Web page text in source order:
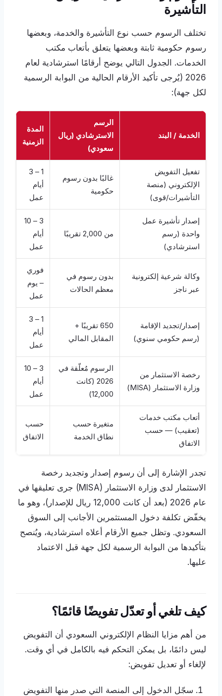
التأشيرة
تختلف الرسوم حسب نوع التأشيرة والخدمة، وبعضها
رسوم حكومية ثابتة وبعضها يتعلق بأتعاب مكتب
الخدمات. الجدول التالي يوضح أرقامًا استرشادية لعام
2026 (يُرجى تأكيد الأرقام الحالية من البوابة الرسمية
لكل جهة):
الخدمة / البند
الرسم
الاسترشادي (ريال
سعودي)
المدة
الزمنية
تفعيل التفويض
الإلكتروني (منصة
التأشيرات/قوى)
غالبًا بدون رسوم
حكومية
1 – 3
أيام
عمل
إصدار تأشيرة عمل
واحدة (رسم
استرشادي)
من 2,000 تقريبًا
3 – 10
أيام
عمل
وكالة شرعية إلكترونية
عبر ناجز
بدون رسوم في
معظم الحالات
فوري
– يوم
عمل
إصدار/تجديد الإقامة
(رسم حكومي سنوي)
650 تقريبًا +
المقابل المالي
1 – 3
أيام
عمل
رخصة الاستثمار من
وزارة الاستثمار (MISA)
الرسوم مُعلّقة في
2026 (كانت
12,000)
3 – 10
أيام
عمل
أتعاب مكتب خدمات
(تعقيب) — حسب
الاتفاق
متغيرة حسب
نطاق الخدمة
حسب
الاتفاق
تجدر الإشارة إلى أن رسوم إصدار وتجديد رخصة
الاستثمار لدى وزارة الاستثمار (MISA) جرى تعليقها في
عام 2026 (بعد أن كانت 12,000 ريال للإصدار)، وهو ما
يخفّض تكلفة دخول المستثمرين الأجانب إلى السوق
السعودي. وتظل جميع الأرقام أعلاه استرشادية، ويُنصح
بتأكيدها من البوابة الرسمية لكل جهة قبل الاعتماد
عليها.
كيف تلغي أو تعدّل تفويضًا قائمًا؟
من أهم مزايا النظام الإلكتروني السعودي أن التفويض
ليس دائمًا، بل يمكن التحكم فيه بالكامل في أي وقت.
لإلغاء أو تعديل تفويض:
سجّل الدخول إلى المنصة التي صدر منها التفويض